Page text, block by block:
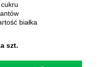
białka
szt.